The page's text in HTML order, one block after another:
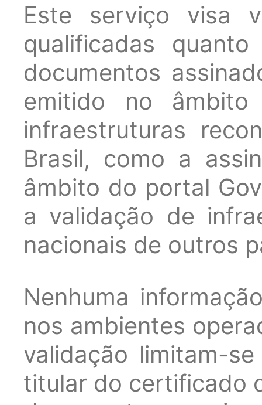
Este serviço visa
qualificadas
documentos
emitido no
infraestruturas
Brasil, como a
âmbito do portal
a validação de
nacionais de outros
Nenhuma
nos ambientes
validação limitam-
titular do certificado